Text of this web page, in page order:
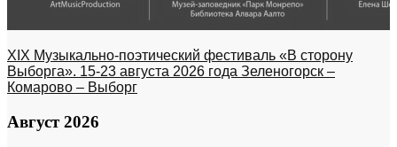
XIX Музыкально-поэтический фестиваль «В сторону
Выборга». 15-23 августа 2026 года Зеленогорск –
Комарово – Выборг
Август 2026